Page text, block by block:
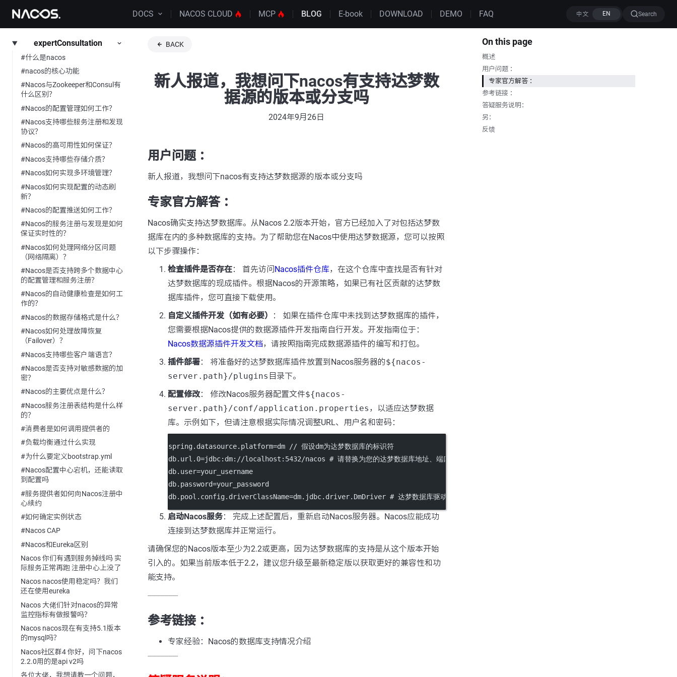
DOCS NACOS CLOUD MCP BLOG E-book DOWNLOAD DEMO FAQ Search
expertConsultation
#什么是nacos
#nacos的核心功能
#Nacos与Zookeeper和Consul有
什么区别？
#Nacos的配置管理如何工作？
#Nacos支持哪些服务注册和发现
协议？
#Nacos的高可用性如何保证？
#Nacos支持哪些存储介质？
#Nacos如何实现多环境管理？
#Nacos如何实现配置的动态刷
新？
#Nacos的配置推送如何工作？
#Nacos的服务注册与发现是如何
保证实时性的？
#Nacos如何处理网络分区问题
（网络隔离）？
#Nacos是否支持跨多个数据中心
的配置管理和服务注册？
#Nacos的自动健康检查是如何工
作的？
#Nacos的数据存储格式是什么？
#Nacos如何处理故障恢复
（Failover）？
#Nacos支持哪些客户端语言？
#Nacos是否支持对敏感数据的加
密？
#Nacos的主要优点是什么？
#Nacos服务注册表结构是什么样
的？
#消费者是如何调用提供者的
#负载均衡通过什么实现
#为什么要定义bootstrap.yml
#Nacos配置中心宕机，还能读取
到配置吗
#服务提供者如何向Nacos注册中
心续约
#如何确定实例状态
#Nacos CAP
#Nacos和Eureka区别
Nacos 你们有遇到服务掉线吗 实
际服务正常再跑 注册中心上没了
Nacos nacos使用稳定吗？我们
还在使用eureka
Nacos 大佬们针对nacos的异常
监控指标有做报警吗？
Nacos nacos现在有支持5.1版本
的mysql吗？
Nacos社区群4 你好，问下nacos
2.2.0用的是api v2吗
各位大佬，我想请教一个问题，
BACK
新人报道，我想问下nacos有支持达梦数
据源的版本或分支吗
2024年9月26日
用户问题 ：
新人报道，我想问下nacos有支持达梦数据源的版本或分支吗
专家官方解答 ：
Nacos确实支持达梦数据库。从Nacos 2.2版本开始，官方已经加入了对包括达梦数
据库在内的多种数据库的支持。为了帮助您在Nacos中使用达梦数据源，您可以按照
以下步骤操作：
检查插件是否存在： 首先访问Nacos插件仓库，在这个仓库中查找是否有针对
达梦数据库的现成插件。根据Nacos的开源策略，如果已有社区贡献的达梦数
据库插件，您可直接下载使用。
自定义插件开发（如有必要）
： 如果在插件仓库中未找到达梦数据库的插件，
您需要根据Nacos提供的数据源插件开发指南自行开发。开发指南位于：
Nacos数据源插件开发文档，请按照指南完成数据源插件的编写和打包。
插件部署： 将准备好的达梦数据库插件放置到Nacos服务器的${nacos-
server.path}/plugins 目录下。
配置修改： 修改Nacos服务器配置文件${nacos-
server.path}/conf/application.properties ，以适应达梦数据
库。示例如下，但请注意根据实际情况调整URL、用户名和密码：
spring.datasource.platform=dm // 假设dm为达梦数据库的标识符
db.url.0=jdbc:dm://localhost:5432/nacos # 请替换为您的达梦数据库地址、端口和库名
db.user=your_username
db.password=your_password
db.pool.config.driverClassName=dm.jdbc.driver.DmDriver # 达梦数据库驱动类名，具体需根据达梦JDBC驱动确认
启动Nacos服务： 完成上述配置后，重新启动Nacos服务器。Nacos应能成功
连接到达梦数据库并正常运行。
请确保您的Nacos版本至少为2.2或更高，因为达梦数据库的支持是从这个版本开始
引入的。如果当前版本低于2.2，建议您升级至最新稳定版以获取更好的兼容性和功
能支持。
---------------
参考链接 ：
专家经验：Nacos的数据库支持情况介绍
---------------
On this page
概述
用户问题 ：
专家官方解答 ：
参考链接 ：
答疑服务说明：
另：
反馈